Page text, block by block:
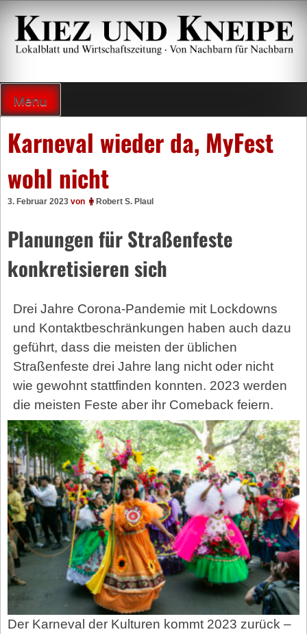
Zum
Inhalt
springen
Menu
Karneval wieder da, MyFest
wohl nicht
3. Februar 2023 von Robert S. Plaul
Planungen für Straßenfeste
konkretisieren sich
Drei Jahre Corona-Pandemie mit Lockdowns
und Kontaktbeschränkungen haben auch dazu
geführt, dass die meisten der üblichen
Straßenfeste drei Jahre lang nicht oder nicht
wie gewohnt stattfinden konnten. 2023 werden
die meisten Feste aber ihr Comeback feiern.
Der Karneval der Kulturen kommt 2023 zurück –